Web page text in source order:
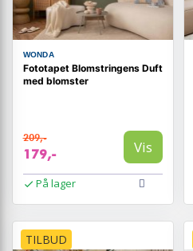
WONDA
Fototapet Blomstringens Duft
med blomster
209,-
179,- Vis
På lager
TILBUD